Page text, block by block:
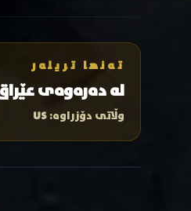
تەنها تریلەر
لە دەرەوەی
وڵاتی دۆزراوە:US